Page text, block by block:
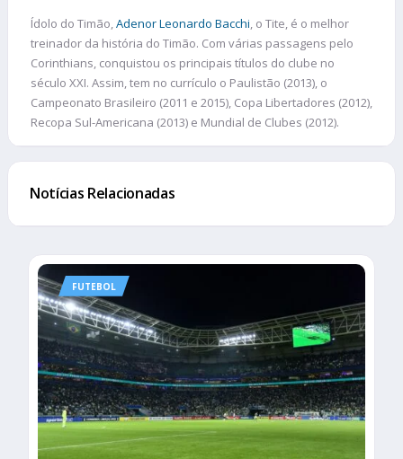
Ídolo do Timão,Adenor Leonardo Bacchi, o Tite, é o melhor
treinador da história do Timão. Com várias passagens pelo
Corinthians, conquistou os principais títulos do clube no
século XXI. Assim, tem no currículo o Paulistão (2013), o
Campeonato Brasileiro (2011 e 2015), Copa Libertadores (2012),
Recopa Sul-Americana (2013) e Mundial de Clubes (2012).
Notícias Relacionadas
FUTEBOL